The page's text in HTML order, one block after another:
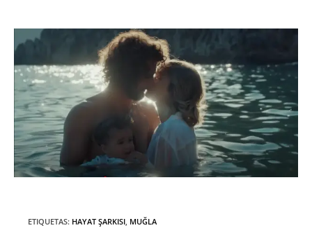
ETIQUETAS: HAYAT ŞARKISI, MUĞLA